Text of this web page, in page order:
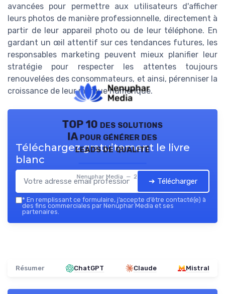
avancées pour permettre aux utilisateurs d'afficher
leurs photos de manière professionnelle, directement à
partir de leur appareil photo ou de leur téléphone. En
gardant un œil attentif sur ces tendances futures, les
responsables marketing peuvent mieux planifier leur
stratégie pour respecter les attentes toujours
renouvelées des consommateurs, et ainsi, pérenniser la
croissance de leur marque numérique.
TOP 10 des solutions
IA pour générer des
leads de qualité
Nenuphar Media — 2026
Téléchargez gratuitement le livre
blanc
➔ Télécharger
* En remplissant ce formulaire, j’accepte d’être contacté(e) à
des fins commerciales par Nenuphar Media et ses
partenaires.
Résumer ChatGPT Claude Mistral